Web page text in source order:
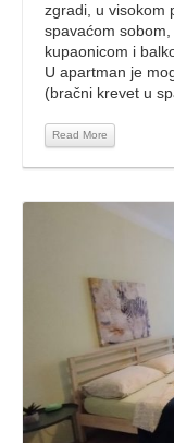
zgradi, u visokom
spavaćom
kupaonicom i
U apartman je
(bračni krevet u
Read More